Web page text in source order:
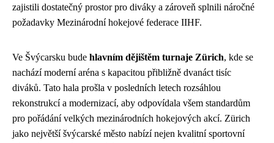
zajistili dostatečný prostor pro diváky a zároveň splnili náročné
požadavky Mezinárodní hokejové federace IIHF.
Ve Švýcarsku bude hlavním dějištěm turnaje Zürich, kde se
nachází moderní aréna s kapacitou přibližně dvanáct tisíc
diváků. Tato hala prošla v posledních letech rozsáhlou
rekonstrukcí a modernizací, aby odpovídala všem standardům
pro pořádání velkých mezinárodních hokejových akcí. Zürich
jako největší švýcarské město nabízí nejen kvalitní sportovní